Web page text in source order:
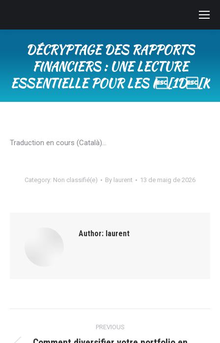
DÉCRYPTAGE DES RAPPORTS
FINANCIERS : UNE LECTURE
ESSENTIELLE POUR LES I[1D[K
Traduction en cours (Català)…
Category: Non classifié(e) By laurent 13 de maig de 2026
Author: laurent
PREVIOUS